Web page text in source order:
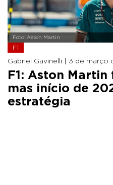
Foto: Aston Martin
F1
Gabriel Gavinelli | 3 de março
F1: Aston
mas início de
estratégia